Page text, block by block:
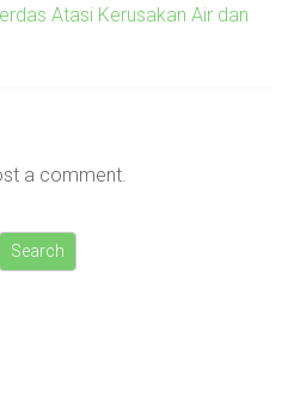
Atasi Kerusakan Air dan
a comment.
Search